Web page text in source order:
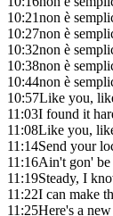
10:21non è
10:27non è
10:32non è
10:38non è
10:44non è
10:57Like you,
11:03I found it
11:08Like you,
11:14Send your
11:16Ain't gon'
11:19Steady, I
11:22I can make
11:25Here's a